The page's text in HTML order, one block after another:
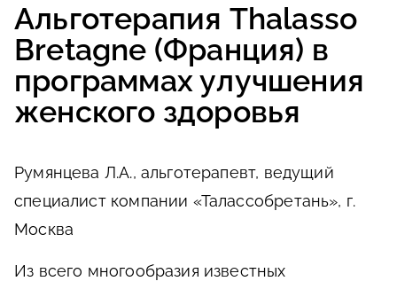
Альготерапия Thalasso
Bretagne (Франция) в
программах улучшения
женского здоровья
Румянцева Л.А., альготерапевт, ведущий
специалист компании «Талассобретань», г.
Москва
Из всего многообразия известных